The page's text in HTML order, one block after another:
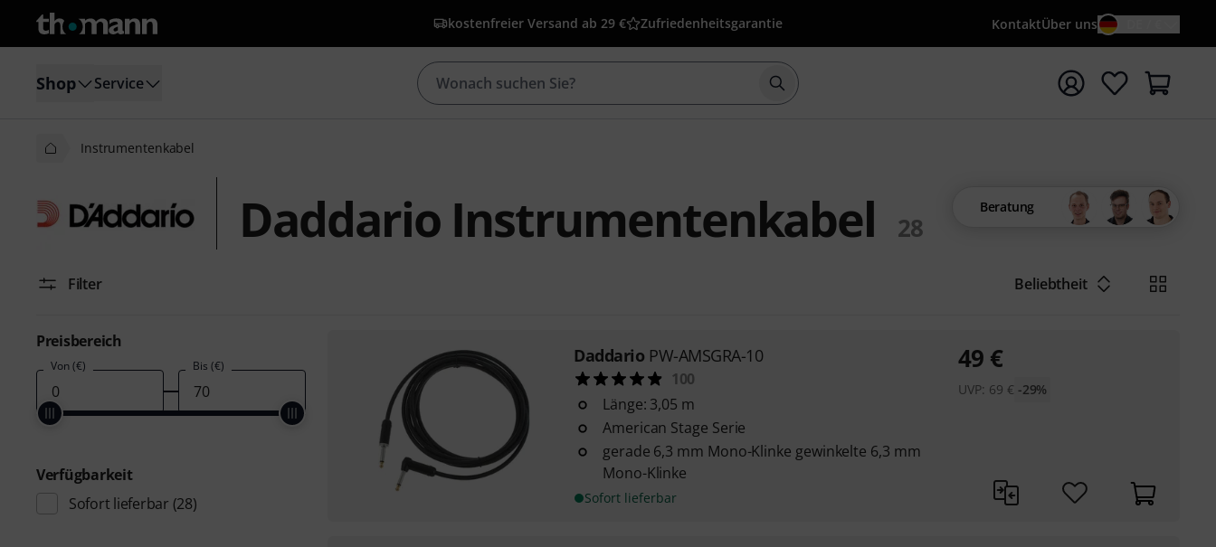
kostenfreier Versand ab 29 € Zufriedenheitsgarantie KontaktÜber uns
Shop Service Suche mit Suchwort {searchTerm} starten
Instrumentenkabel
Daddario Instrumentenkabel 28
Beratung
Filter Beliebtheit
Preisbereich
Von (€) Bis (€)
Verfügbarkeit
Sofort lieferbar (28)
Daddario PW-AMSGRA-10
100
Länge: 3,05 m
American Stage Serie
gerade 6,3 mm Mono-Klinke gewinkelte 6,3 mm
Mono-Klinke
Sofort lieferbar
49 €
UVP: 69 € -29%